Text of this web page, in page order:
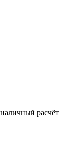
расчёт